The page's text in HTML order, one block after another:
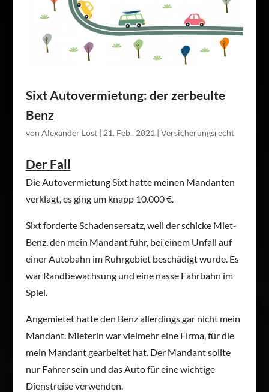
Sixt Autovermietung: der zerbeulte
Benz
von Alexander Lost| 21. Feb.. 2021 | Versicherungsrecht
Der Fall
Die Autovermietung Sixt hatte meinen Mandanten
verklagt, es ging um knapp 10.000 €.
Sixt forderte Schadensersatz, weil der schicke Miet-
Benz, den mein Mandant fuhr, bei einem Unfall auf
einer Autobahn im Ruhrgebiet beschädigt wurde. Es
war Randbewachsung und eine nasse Fahrbahn im
Spiel.
Angemietet hatte den Benz allerdings gar nicht mein
Mandant. Mieterin war vielmehr eine Firma, für die
mein Mandant gearbeitet hat. Der Mandant sollte
nur Fahrer sein und das Auto für eine wichtige
Dienstreise verwenden.